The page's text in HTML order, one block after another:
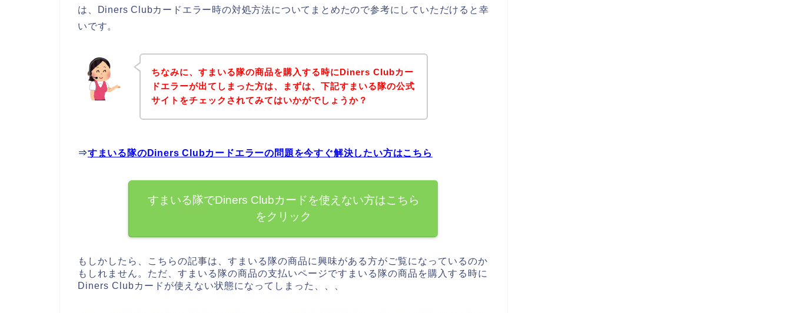
は、Diners Clubカードエラー時の対処方法についてまとめたので参考にしていただけると幸
いです。
ちなみに、すまいる隊の商品を購入する時にDiners Clubカー
ドエラーが出てしまった方は、まずは、下記すまいる隊の公式
サイトをチェックされてみてはいかがでしょうか？
⇒すまいる隊のDiners Clubカードエラーの問題を今すぐ解決したい方はこちら
すまいる隊でDiners Clubカードを使えない方はこちら
をクリック
もしかしたら、こちらの記事は、すまいる隊の商品に興味がある方がご覧になっているのか
もしれません。ただ、すまいる隊の商品の支払いページですまいる隊の商品を購入する時に
Diners Clubカードが使えない状態になってしまった、、、